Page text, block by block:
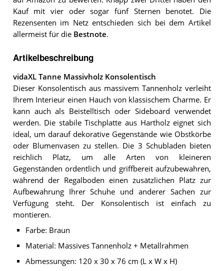
Kauf mit vier oder sogar fünf Sternen benotet. Die
Rezensenten im Netz entschieden sich bei dem Artikel
allermeist für die Bestnote.
Artikelbeschreibung
vidaXL Tanne Massivholz Konsolentisch
Dieser Konsolentisch aus massivem Tannenholz verleiht
Ihrem Interieur einen Hauch von klassischem Charme. Er
kann auch als Beistelltisch oder Sideboard verwendet
werden. Die stabile Tischplatte aus Hartholz eignet sich
ideal, um darauf dekorative Gegenstände wie Obstkörbe
oder Blumenvasen zu stellen. Die 3 Schubladen bieten
reichlich Platz, um alle Arten von kleineren
Gegenständen ordentlich und griffbereit aufzubewahren,
während der Regalboden einen zusätzlichen Platz zur
Aufbewahrung Ihrer Schuhe und anderer Sachen zur
Verfügung steht. Der Konsolentisch ist einfach zu
montieren.
Farbe: Braun
Material: Massives Tannenholz + Metallrahmen
Abmessungen: 120 x 30 x 76 cm (L x W x H)